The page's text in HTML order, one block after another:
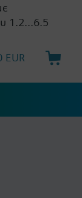
1.2...6.5
EUR